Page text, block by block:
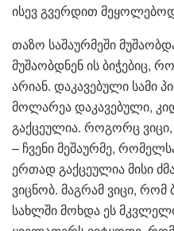
ისევ გვერდით
თაზო საშაურმეში
მუშაობდნენ ის ბიჭებიც,
არიან. დაკავებული სამი
მოლარეა დაკავებული,
გაქცეულია. როგორც
– ჩვენი მეშაურმე,
ერთად გაქცეულია მისი
ვიცნობ. მაგრამ ვიცი, რომ
სახლში მოხდა ეს